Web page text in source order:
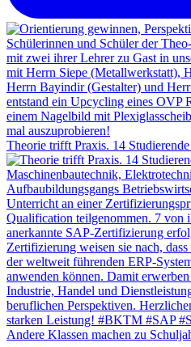
Theorie trifft Praxis. 14 Studierende
Andere Klassen machen zu